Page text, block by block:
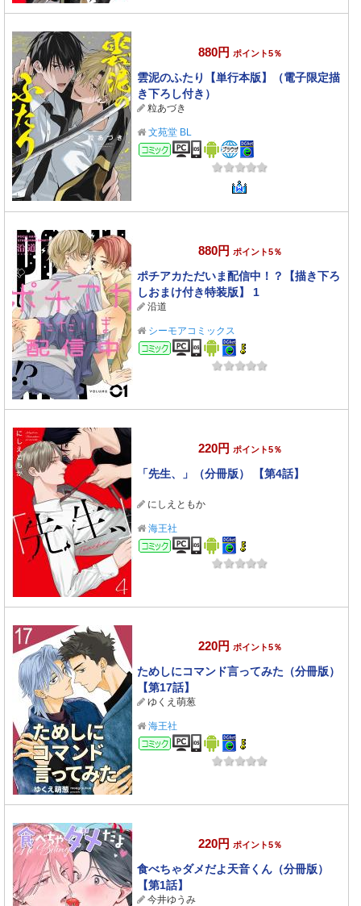
880円 ポイント5％
雲泥のふたり【単行本版】（電子限定描
き下ろし付き）
粒あづき
文苑堂 BL
コミック
880円 ポイント5％
ポチアカただいま配信中！？【描き下ろ
しおまけ付き特装版】 1
沿道
シーモアコミックス
コミック
220円 ポイント5％
「先生、」（分冊版） 【第4話】
にしえともか
海王社
コミック
220円 ポイント5％
ためしにコマンド言ってみた（分冊版）
【第17話】
ゆくえ萌葱
海王社
コミック
220円 ポイント5％
食べちゃダメだよ天音くん（分冊版）
【第1話】
今井ゆうみ